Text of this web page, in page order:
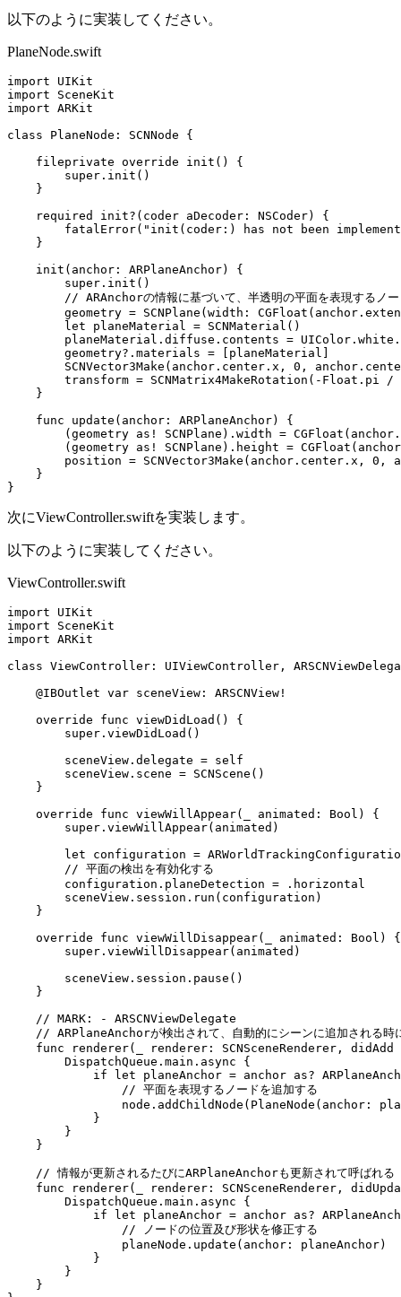
以下のように実装してください。
PlaneNode.swift
import UIKit
import SceneKit
import ARKit
class PlaneNode: SCNNode {
    fileprivate override init() {
        super.init()
    }
    required init?(coder aDecoder: NSCoder) {
fatalError("init(coder:) has not been
    }
    init(anchor: ARPlaneAnchor) {
        super.init()
// ARAnchorの情報に基づいて、半透明の平面を表現するノー
geometry = SCNPlane(width:
        let planeMaterial = SCNMaterial()
planeMaterial.diffuse.contents =
        geometry?.materials = [planeMaterial]
SCNVector3Make(anchor.center.x, 0,
transform = SCNMatrix4MakeRotation(-Float.pi /
    }
    func update(anchor: ARPlaneAnchor) {
(geometry as! SCNPlane).width =
(geometry as! SCNPlane).height =
position = SCNVector3Make(anchor.center.x, 0,
    }
次にViewController.swiftを実装します。
以下のように実装してください。
ViewController.swift
import UIKit
import SceneKit
import ARKit
class ViewController: UIViewController,
    @IBOutlet var sceneView: ARSCNView!
    override func viewDidLoad() {
        super.viewDidLoad()
        sceneView.delegate = self
        sceneView.scene = SCNScene()
    }
    override func viewWillAppear(_ animated: Bool) {
        super.viewWillAppear(animated)
let configuration =
        // 平面の検出を有効化する
        configuration.planeDetection = .horizontal
        sceneView.session.run(configuration)
    }
    override func viewWillDisappear(_ animated: Bool) {
        super.viewWillDisappear(animated)
        sceneView.session.pause()
    }
    // MARK: - ARSCNViewDelegate
// ARPlaneAnchorが検出されて、自動的にシーンに追加される時
func renderer(_ renderer: SCNSceneRenderer,
        DispatchQueue.main.async {
if let planeAnchor = anchor as?
                // 平面を表現するノードを追加する
node.addChildNode(PlaneNode(anchor:
            }
        }
    }
    // 情報が更新されるたびにARPlaneAnchorも更新されて呼ばれる
func renderer(_ renderer: SCNSceneRenderer,
        DispatchQueue.main.async {
if let planeAnchor = anchor as?
                // ノードの位置及び形状を修正する
                planeNode.update(anchor: planeAnchor)
            }
        }
    }